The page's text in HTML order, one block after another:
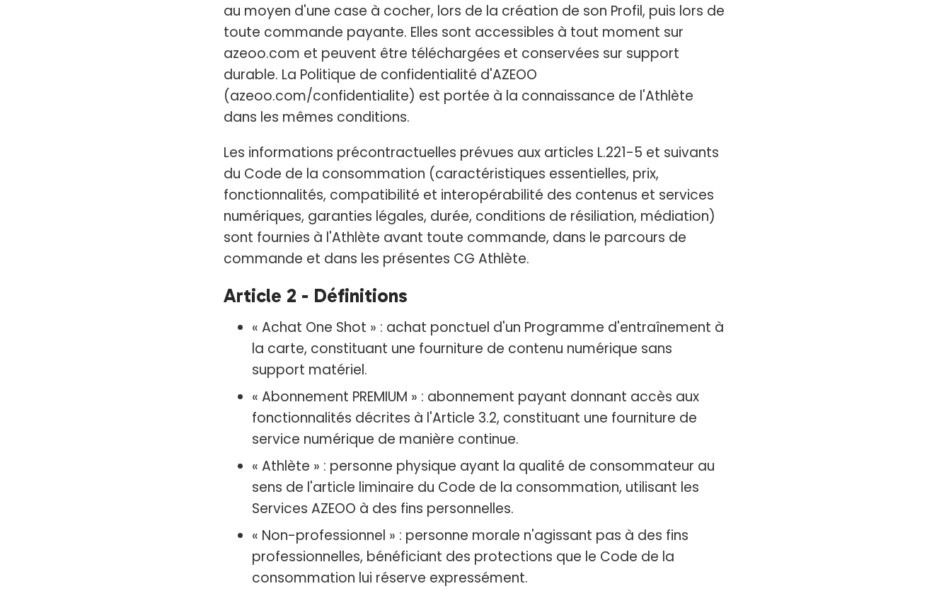
au moyen d'une case à cocher, lors de la création de son Profil, puis lors de
toute commande payante. Elles sont accessibles à tout moment sur
azeoo.com et peuvent être téléchargées et conservées sur support
durable. La Politique de confidentialité d'AZEOO
(azeoo.com/confidentialite) est portée à la connaissance de l'Athlète
dans les mêmes conditions.
Les informations précontractuelles prévues aux articles L.221-5 et suivants
du Code de la consommation (caractéristiques essentielles, prix,
fonctionnalités, compatibilité et interopérabilité des contenus et services
numériques, garanties légales, durée, conditions de résiliation, médiation)
sont fournies à l'Athlète avant toute commande, dans le parcours de
commande et dans les présentes CG Athlète.
Article 2 - Définitions
« Achat One Shot » : achat ponctuel d'un Programme d'entraînement à
la carte, constituant une fourniture de contenu numérique sans
support matériel.
« Abonnement PREMIUM » : abonnement payant donnant accès aux
fonctionnalités décrites à l'Article 3.2, constituant une fourniture de
service numérique de manière continue.
« Athlète » : personne physique ayant la qualité de consommateur au
sens de l'article liminaire du Code de la consommation, utilisant les
Services AZEOO à des fins personnelles.
« Non-professionnel » : personne morale n'agissant pas à des fins
professionnelles, bénéficiant des protections que le Code de la
consommation lui réserve expressément.